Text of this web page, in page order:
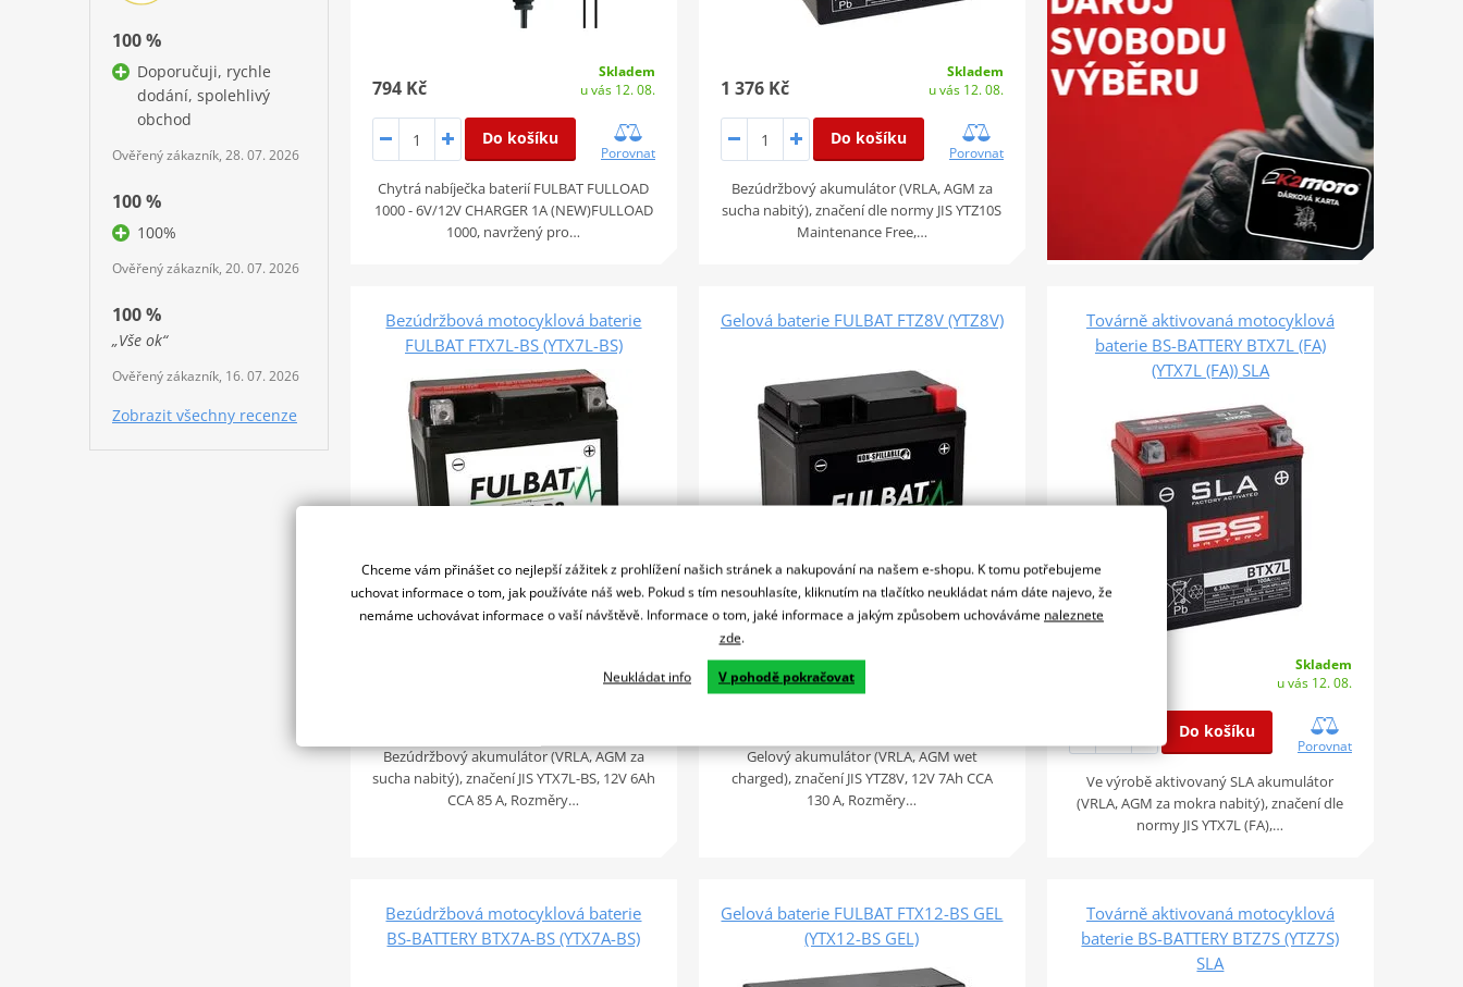
100 %
Doporučuji, rychle
dodání, spolehlivý
obchod
Ověřený zákazník, 28. 07. 2026
100 %
100%
Ověřený zákazník, 20. 07. 2026
100 %
„Vše ok“
Ověřený zákazník, 16. 07. 2026
Zobrazit všechny recenze
794 Kč
Skladem
u vás 12. 08.
Do košíku
Porovnat
Chytrá nabíječka baterií FULBAT FULLOAD
1000 - 6V/12V CHARGER 1A (NEW)FULLOAD
1000, navržený pro…
1 376 Kč
Skladem
u vás 12. 08.
Do košíku
Porovnat
Bezúdržbový akumulátor (VRLA, AGM za
sucha nabitý), značení dle normy JIS YTZ10S
Maintenance Free,…
Bezúdržbová motocyklová baterie
FULBAT FTX7L-BS (YTX7L-BS)
Bezúdržbový akumulátor (VRLA, AGM za
sucha nabitý), značení JIS YTX7L-BS, 12V 6Ah
CCA 85 A, Rozměry…
Gelová baterie FULBAT FTZ8V (YTZ8V)
893 Kč
Gelový akumulátor (VRLA, AGM wet
charged), značení JIS YTZ8V, 12V 7Ah CCA
130 A, Rozměry…
Továrně aktivovaná motocyklová
baterie BS-BATTERY BTX7L (FA)
(YTX7L (FA)) SLA
Skladem
u vás 12. 08.
Do košíku
Porovnat
Ve výrobě aktivovaný SLA akumulátor
(VRLA, AGM za mokra nabitý), značení dle
normy JIS YTX7L (FA),…
Bezúdržbová motocyklová baterie
BS-BATTERY BTX7A-BS (YTX7A-BS)
Gelová baterie FULBAT FTX12-BS GEL
(YTX12-BS GEL)
Továrně aktivovaná motocyklová
baterie BS-BATTERY BTZ7S (YTZ7S)
SLA
Chceme vám přinášet co nejlepší zážitek z prohlížení našich stránek a nakupování na našem e-shopu. K tomu potřebujeme
uchovat informace o tom, jak používáte náš web. Pokud s tím nesouhlasíte, kliknutím na tlačítko neukládat nám dáte najevo, že
nemáme uchovávat informace o vaší návštěvě. Informace o tom, jaké informace a jakým způsobem uchováváme naleznete
zde.
Neukládat info V pohodě pokračovat